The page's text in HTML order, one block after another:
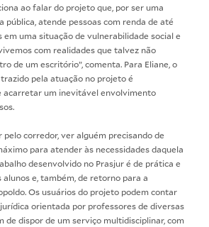
ao falar do projeto que, por ser uma
pública, atende pessoas com renda de até
uma situação de vulnerabilidade social e
com realidades que talvez não
de um escritório”, comenta. Para Eliane, o
pela atuação no projeto é
acarretar um inevitável envolvimento
pelo corredor, ver alguém precisando de
para atender às necessidades daquela
desenvolvido no Prasjur é de prática e
alunos e, também, de retorno para a
Os usuários do projeto podem contar
orientada por professores de diversas
de dispor de um serviço multidisciplinar, com